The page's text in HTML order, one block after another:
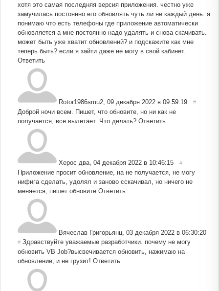
хотя это самая последняя версия приложения. честно уже
замучилась постоянно его обновлять чуть ли не каждый день. я
понимаю что есть телефоны где приложение автоматически
обновляется а мне постоянно надо удалять и снова скачивать.
может быть уже хватит обновлений? и подскажите как мне
теперь быть? если я зайти даже не могу в свой кабинет.
Ответить
Rotor1986smu2, 09 декабря 2022 в 09:59:19 #
Доброй ночи всем. Пишет, что обновите, но ни как не
получается, все вылетает. Что делать? Ответить
Херос два, 04 декабря 2022 в 10:46:15 #
Приложение просит обновление, на не получается, не могу
нифига сделать, удолял и заново сскачивал, но ничего не
меняется, пишет обновите Ответить
Вячеслав Григорьянц, 03 декабря 2022 в 06:30:20
# Здравствуйте уважаемые разработчики. почему не могу
обновить VB Job?высвечивается обновить, нажимаю на
обновление, и не грузит! Ответить